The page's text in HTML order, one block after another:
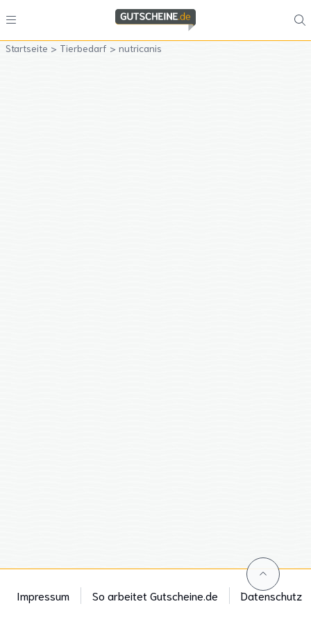
Startseite > Tierbedarf > nutricanis
Impressum So arbeitet Gutscheine.de Datenschutz